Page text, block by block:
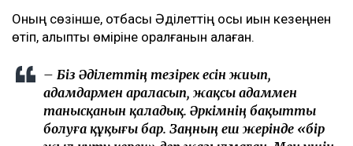
Оның сөзінше, отбасы Әділеттің осы қиын кезеңнен
өтіп, қалыпты өміріне оралғанын қалаған.
– Біз Әділеттің тезірек есін жиып,
адамдармен араласып, жақсы адаммен
танысқанын қаладық. Әркімнің бақытты
болуға құқығы бар. Заңның еш жерінде «бір